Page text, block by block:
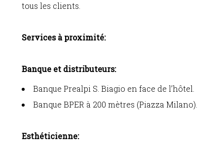
tous les clients.
Services à proximité:
Banque et distributeurs:
Banque Prealpi S. Biagio en face de l’hôtel.
Banque BPER à 200 mètres (Piazza Milano).
Esthéticienne: